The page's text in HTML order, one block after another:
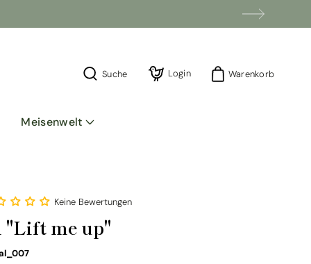
Meisenwelt
Suche Login
Einloggen Warenkorb
Warenkorb
Keine Bewertungen
"Lift me up"